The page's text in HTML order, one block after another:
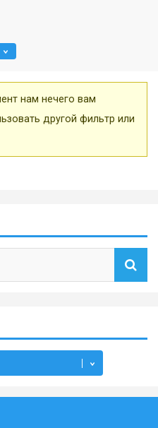
нам нечего вам
другой фильтр или